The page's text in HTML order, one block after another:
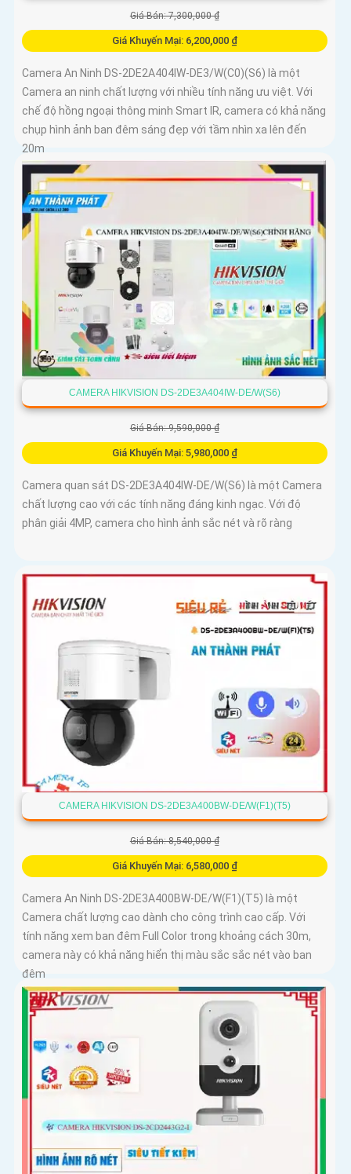
Giá Bán: 7,300,000 ₫
Giá Khuyến Mại: 6,200,000 ₫
Camera An Ninh DS-2DE2A404IW-DE3/W(C0)(S6) là một
Camera an ninh chất lượng với nhiều tính năng ưu việt. Với
chế độ hồng ngoại thông minh Smart IR, camera có khả năng
chụp hình ảnh ban đêm sáng đẹp với tầm nhìn xa lên đến
20m
CAMERA HIKVISION DS-2DE3A404IW-DE/W(S6)
Giá Bán: 9,590,000 ₫
Giá Khuyến Mại: 5,980,000 ₫
Camera quan sát DS-2DE3A404IW-DE/W(S6) là một Camera
chất lượng cao với các tính năng đáng kinh ngạc. Với độ
phân giải 4MP, camera cho hình ảnh sắc nét và rõ ràng
CAMERA HIKVISION DS-2DE3A400BW-DE/W(F1)(T5)
Giá Bán: 8,540,000 ₫
Giá Khuyến Mại: 6,580,000 ₫
Camera An Ninh DS-2DE3A400BW-DE/W(F1)(T5) là một
Camera chất lượng cao dành cho công trình cao cấp. Với
tính năng xem ban đêm Full Color trong khoảng cách 30m,
camera này có khả năng hiển thị màu sắc sắc nét vào ban
đêm